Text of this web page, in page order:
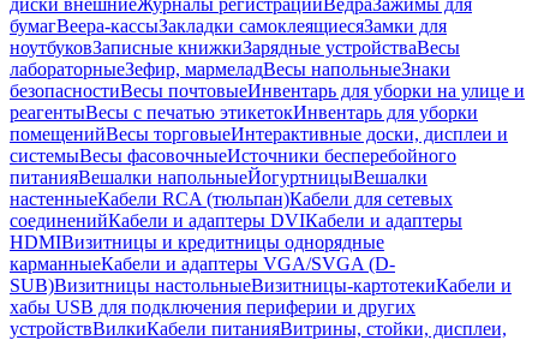
диски внешниеЖурналы регистрацииВедраЗажимы для
бумагВеера-кассыЗакладки самоклеящиесяЗамки для
ноутбуковЗаписные книжкиЗарядные устройстваВесы
лабораторныеЗефир, мармеладВесы напольныеЗнаки
безопасностиВесы почтовыеИнвентарь для уборки на улице и
реагентыВесы с печатью этикетокИнвентарь для уборки
помещенийВесы торговыеИнтерактивные доски, дисплеи и
системыВесы фасовочныеИсточники бесперебойного
питанияВешалки напольныеЙогуртницыВешалки
настенныеКабели RCA (тюльпан)Кабели для сетевых
соединенийКабели и адаптеры DVIКабели и адаптеры
HDMIВизитницы и кредитницы однорядные
карманныеКабели и адаптеры VGA/SVGA (D-
SUB)Визитницы настольныеВизитницы-картотекиКабели и
хабы USB для подключения периферии и других
устройствВилкиКабели питанияВитрины, стойки, дисплеи,